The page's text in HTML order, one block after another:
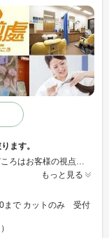
ます。
スーパー銭湯 佐野やすらぎの湯にあるかみきりどころはお客様の視点に立って私たちが考案したこのシステムで、無駄がなく満足度の高い「お買い物」を必ずご提供いたします。最新のデザインと最新の設備、最高の技術で低価格でご好評いただいてます！！
もっと見る
まで カットのみ 受付